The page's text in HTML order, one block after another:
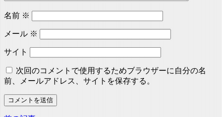
名前※
メール※
サイト
次回のコメントで使用するためブラウザーに自分の名
前、メールアドレス、サイトを保存する。